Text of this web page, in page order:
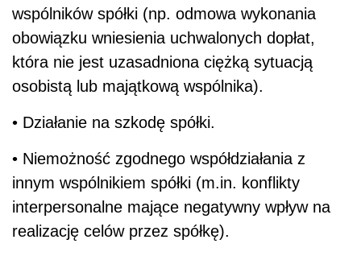
wspólników spółki (np. odmowa wykonania
obowiązku wniesienia uchwalonych dopłat,
która nie jest uzasadniona ciężką sytuacją
osobistą lub majątkową wspólnika).
• Działanie na szkodę spółki.
• Niemożność zgodnego współdziałania z
innym wspólnikiem spółki (m.in. konflikty
interpersonalne mające negatywny wpływ na
realizację celów przez spółkę).